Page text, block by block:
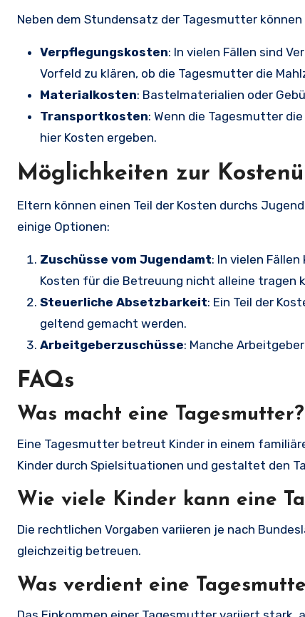
Neben dem Stundensatz der Tagesmutter
Verpflegungskosten: In vielen Fällen sind
Vorfeld zu klären, ob die Tagesmutter die
Materialkosten: Bastelmaterialien oder
Transportkosten: Wenn die Tagesmutter
hier Kosten ergeben.
Möglichkeiten zur
Eltern können einen Teil der Kosten durchs
einige Optionen:
Zuschüsse vom Jugendamt: In vielen
Kosten für die Betreuung nicht alleine tragen
Steuerliche Absetzbarkeit: Ein Teil der
geltend gemacht werden.
Arbeitgeberzuschüsse: Manche
FAQs
Was macht eine Tagesmutter?
Eine Tagesmutter betreut Kinder in einem
Kinder durch Spielsituationen und gestaltet den
Wie viele Kinder kann eine
Die rechtlichen Vorgaben variieren je nach
gleichzeitig betreuen.
Was verdient eine